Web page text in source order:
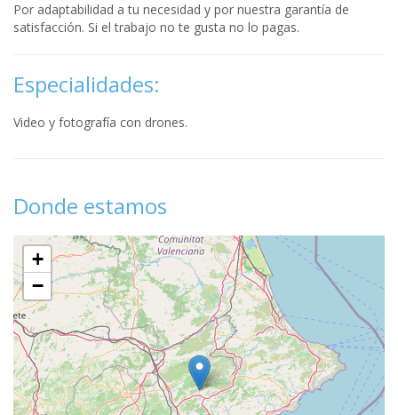
Por adaptabilidad a tu necesidad y por nuestra garantía de
satisfacción. Si el trabajo no te gusta no lo pagas.
Especialidades:
Video y fotografía con drones.
Donde estamos
+
−